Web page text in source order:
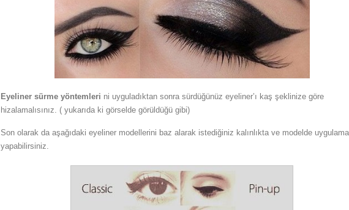
Eyeliner sürme yöntemleri ni uyguladıktan sonra sürdüğünüz eyeliner’ı kaş şeklinize göre
hizalamalısınız. ( yukarıda ki görselde görüldüğü gibi)
Son olarak da aşağıdaki eyeliner modellerini baz alarak istediğiniz kalınlıkta ve modelde uygulama
yapabilirsiniz.